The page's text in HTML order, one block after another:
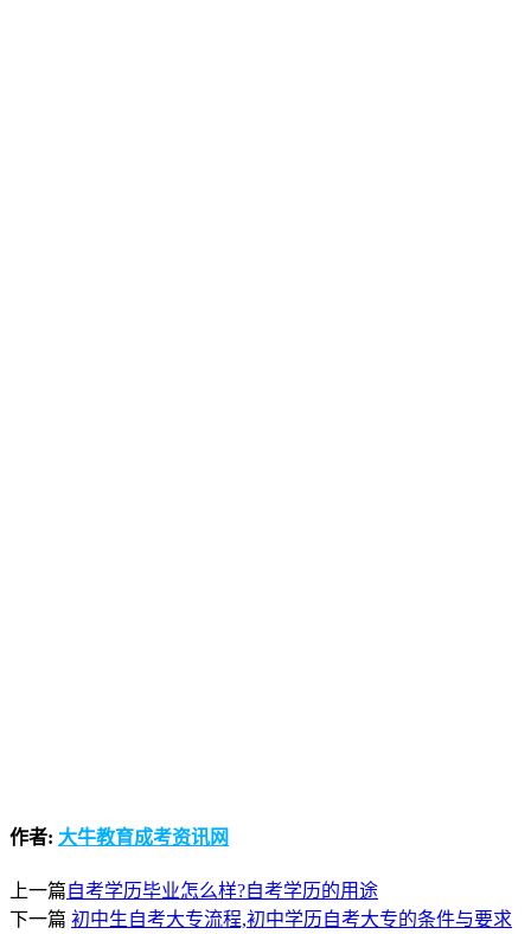
作者: 大牛教育成考资讯网
上一篇自考学历毕业怎么样?自考学历的用途
下一篇 初中生自考大专流程,初中学历自考大专的条件与要求